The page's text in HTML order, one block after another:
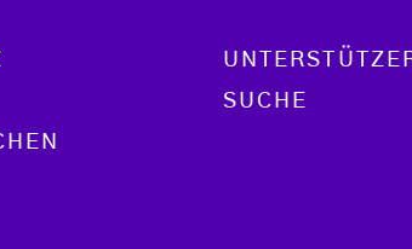
SUCHE